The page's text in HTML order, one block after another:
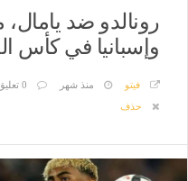
رونالدو ضد يامال،
وإسبانيا في كأس
فيتو منذ شهر 0 تعليق
حذف